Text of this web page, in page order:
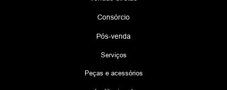
Consórcio
Pós-venda
Serviços
Peças e acessórios